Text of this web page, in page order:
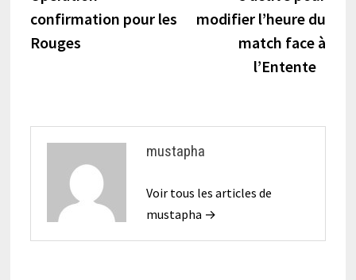
l’article
confirmation pour les
Rouges
modifier l’heure du
match face à
l’Entente
mustapha
Voir tous les articles de
mustapha →